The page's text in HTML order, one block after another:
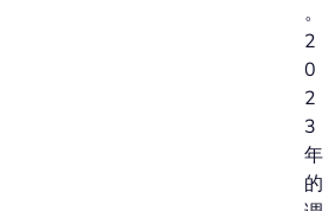
。
2
0
2
3
年
的